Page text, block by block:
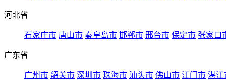
河北省
石家庄市 唐山市 秦皇岛市 邯郸市 邢台市 保定市 张家口
广东省
广州市 韶关市 深圳市 珠海市 汕头市 佛山市 江门市 湛江